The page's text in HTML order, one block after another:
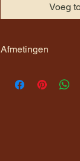
Voeg
Afmetingen
hoogte van de kap.